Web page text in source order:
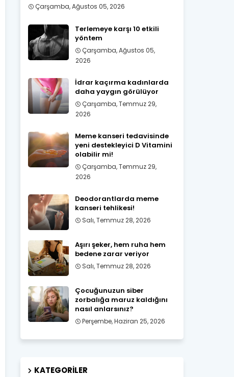
Çarşamba, Ağustos 05, 2026
Terlemeye karşı 10 etkili
yöntem
Çarşamba, Ağustos 05,
2026
İdrar kaçırma kadınlarda
daha yaygın görülüyor
Çarşamba, Temmuz 29,
2026
Meme kanseri tedavisinde
yeni destekleyici D Vitamini
olabilir mi!
Çarşamba, Temmuz 29,
2026
Deodorantlarda meme
kanseri tehlikesi!
Salı, Temmuz 28, 2026
Aşırı şeker, hem ruha hem
bedene zarar veriyor
Salı, Temmuz 28, 2026
Çocuğunuzun siber
zorbalığa maruz kaldığını
nasıl anlarsınız?
Perşembe, Haziran 25, 2026
KATEGORILER